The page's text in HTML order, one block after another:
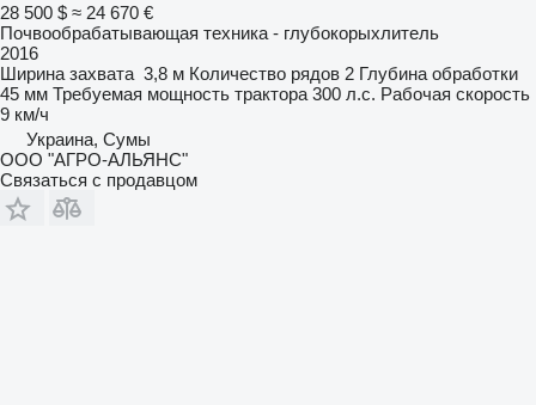
28 500 $ ≈ 24 670 €
Почвообрабатывающая техника - глубокорыхлитель
2016
Ширина захвата 3,8 м Количество рядов 2 Глубина обработки
45 мм Требуемая мощность трактора 300 л.с. Рабочая скорость
9 км/ч
Украина, Сумы
ООО "АГРО-АЛЬЯНС"
Связаться с продавцом